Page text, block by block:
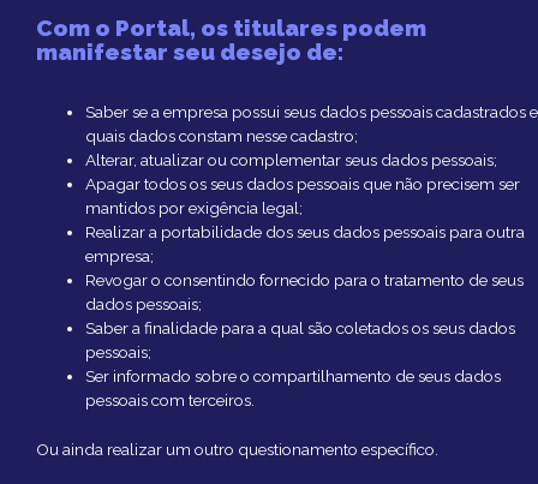
Com o Portal, os titulares podem
manifestar seu desejo de:
Saber se a empresa possui seus dados pessoais cadastrados e
quais dados constam nesse cadastro;
Alterar, atualizar ou complementar seus dados pessoais;
Apagar todos os seus dados pessoais que não precisem ser
mantidos por exigência legal;
Realizar a portabilidade dos seus dados pessoais para outra
empresa;
Revogar o consentindo fornecido para o tratamento de seus
dados pessoais;
Saber a finalidade para a qual são coletados os seus dados
pessoais;
Ser informado sobre o compartilhamento de seus dados
pessoais com terceiros.
Ou ainda realizar um outro questionamento específico.